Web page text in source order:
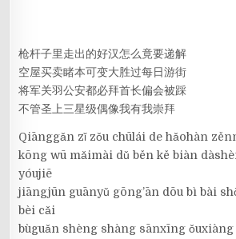
枪杆子里走出的好汉怎么竟要递解
空屋买卖睹本可变大胜过每日游街
将军关羽公安都必拜首长偏会被踩
不管圣上三星级偶像我有我崇拜
Qiānggǎn zǐ zǒu chūlái de hǎohàn
kōng wū mǎimài dǔ běn kě biàn
yóujiē
jiāngjūn guānyǔ gōng’ān dōu bì bài
bèi cǎi
bùguǎn shèng shàng sānxīng ǒuxiàng